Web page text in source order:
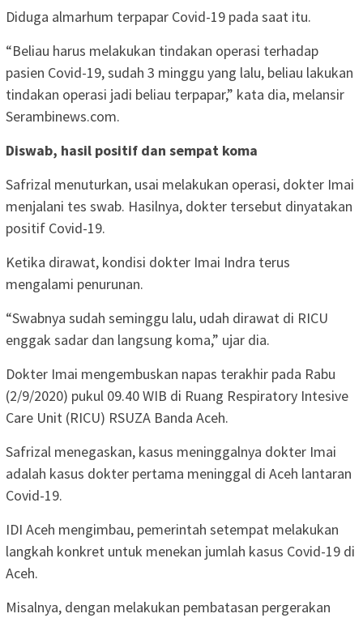
Diduga almarhum terpapar Covid-19 pada saat itu.
“Beliau harus melakukan tindakan operasi terhadap
pasien Covid-19, sudah 3 minggu yang lalu, beliau lakukan
tindakan operasi jadi beliau terpapar,” kata dia, melansir
Serambinews.com.
Diswab, hasil positif dan sempat koma
Safrizal menuturkan, usai melakukan operasi, dokter Imai
menjalani tes swab. Hasilnya, dokter tersebut dinyatakan
positif Covid-19.
Ketika dirawat, kondisi dokter Imai Indra terus
mengalami penurunan.
“Swabnya sudah seminggu lalu, udah dirawat di RICU
enggak sadar dan langsung koma,” ujar dia.
Dokter Imai mengembuskan napas terakhir pada Rabu
(2/9/2020) pukul 09.40 WIB di Ruang Respiratory Intesive
Care Unit (RICU) RSUZA Banda Aceh.
Safrizal menegaskan, kasus meninggalnya dokter Imai
adalah kasus dokter pertama meninggal di Aceh lantaran
Covid-19.
IDI Aceh mengimbau, pemerintah setempat melakukan
langkah konkret untuk menekan jumlah kasus Covid-19 di
Aceh.
Misalnya, dengan melakukan pembatasan pergerakan